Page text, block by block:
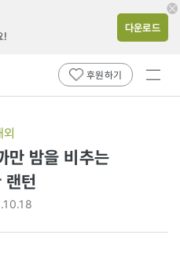
!
다운로드
후원하기
전체
외
만 밤을 비추는
랜턴